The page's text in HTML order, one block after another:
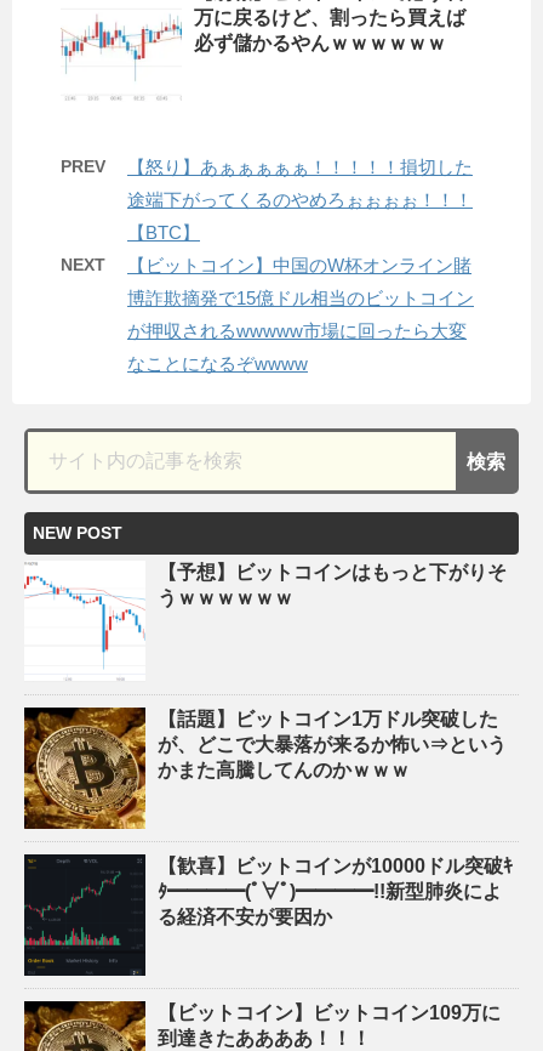
万に戻るけど、割ったら買えば
必ず儲かるやんｗｗｗｗｗｗ
PREV
【怒り】あぁぁぁぁぁ！！！！！損切した
途端下がってくるのやめろぉぉぉぉ！！！
【BTC】
NEXT
【ビットコイン】中国のW杯オンライン賭
博詐欺摘発で15億ドル相当のビットコイン
が押収されるwwwww市場に回ったら大変
なことになるぞwwww
NEW POST
【予想】ビットコインはもっと下がりそ
うｗｗｗｗｗｗ
【話題】ビットコイン1万ドル突破した
が、どこで大暴落が来るか怖い⇒という
かまた高騰してんのかｗｗｗ
【歓喜】ビットコインが10000ドル突破ｷ
ﾀ━━━━(ﾟ∀ﾟ)━━━━!!新型肺炎によ
る経済不安が要因か
【ビットコイン】ビットコイン109万に
到達きたああああ！！！